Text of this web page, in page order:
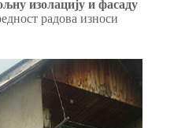
изолацију и фасаду
радова износи